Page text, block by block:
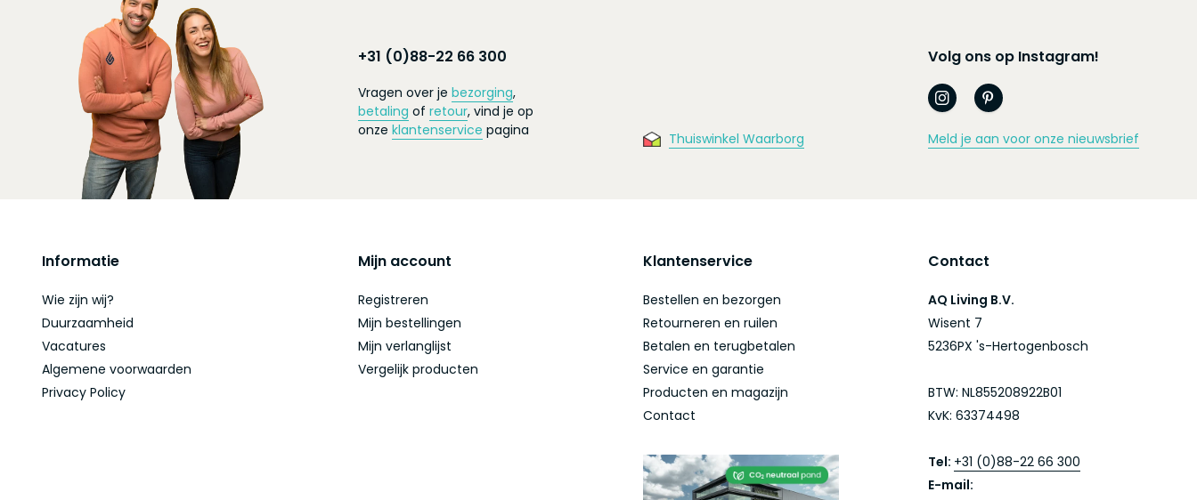
+31 (0)88-22 66 300
Vragen over je bezorging,
betaling of retour, vind je op
onze klantenservice pagina Thuiswinkel Waarborg
Volg ons op Instagram!
Meld je aan voor onze nieuwsbrief
Informatie
Wie zijn wij?
Duurzaamheid
Vacatures
Algemene voorwaarden
Privacy Policy
Mijn account
Registreren
Mijn bestellingen
Mijn verlanglijst
Vergelijk producten
Klantenservice
Bestellen en bezorgen
Retourneren en ruilen
Betalen en terugbetalen
Service en garantie
Producten en magazijn
Contact
Contact
AQ Living B.V.
Wisent 7
5236PX 's-Hertogenbosch
BTW: NL855208922B01
KvK: 63374498
Tel: +31 (0)88-22 66 300
E-mail: